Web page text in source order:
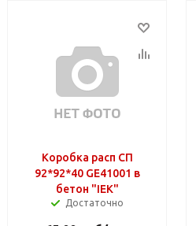
Коробка расп СП
92*92*40 GE41001 в
бетон "IEK"
Достаточно